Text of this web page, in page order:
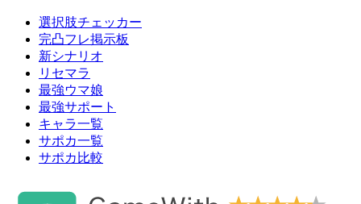
選択肢チェッカー
完凸フレ掲示板
新シナリオ
リセマラ
最強ウマ娘
最強サポート
キャラ一覧
サポカ一覧
サポカ比較